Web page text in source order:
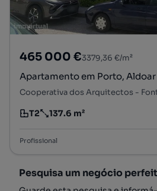
465 000 €3379,36 €/m²
Apartamento em Porto, Aldoar
Tipologia
T2
Preço por metro quadrado
137.6 m²
Profissional
Pesquisa um negócio